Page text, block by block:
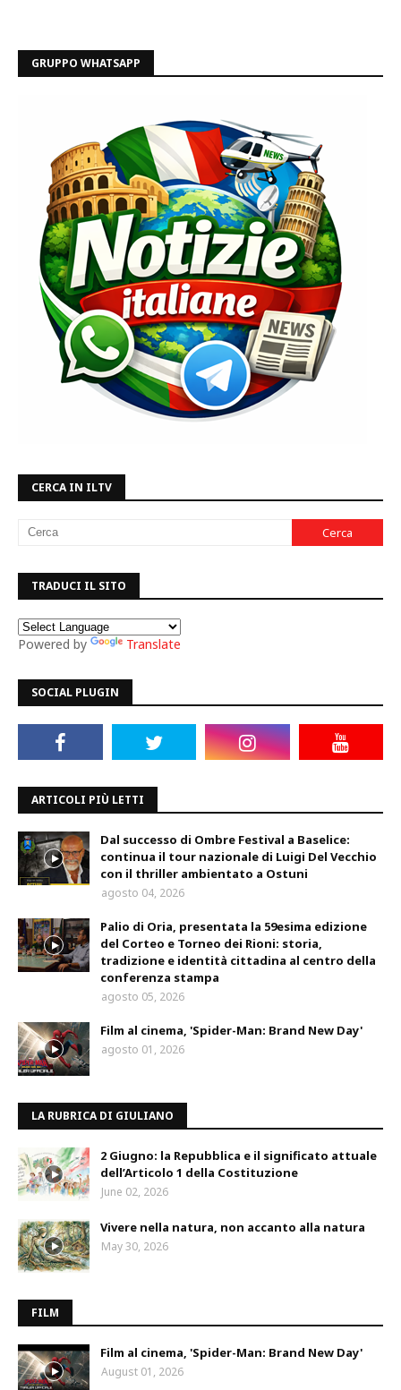
GRUPPO WHATSAPP
CERCA IN ILTV
TRADUCI IL SITO
Powered by Translate
SOCIAL PLUGIN
ARTICOLI PIÙ LETTI
Dal successo di Ombre Festival a Baselice:
continua il tour nazionale di Luigi Del Vecchio
con il thriller ambientato a Ostuni
agosto 04, 2026
Palio di Oria, presentata la 59esima edizione
del Corteo e Torneo dei Rioni: storia,
tradizione e identità cittadina al centro della
conferenza stampa
agosto 05, 2026
Film al cinema, 'Spider-Man: Brand New Day'
agosto 01, 2026
LA RUBRICA DI GIULIANO
2 Giugno: la Repubblica e il significato attuale
dell’Articolo 1 della Costituzione
June 02, 2026
Vivere nella natura, non accanto alla natura
May 30, 2026
FILM
Film al cinema, 'Spider-Man: Brand New Day'
August 01, 2026